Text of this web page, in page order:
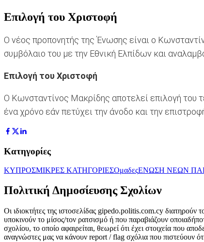
Επιλογή του Χριστοφή
Ο νέος προπονητής της Ένωσης είναι ο
συμβόλαιο του με την Εθνική Ελπίδων και
Επιλογή του Χριστοφή
Ο Κωνσταντίνος Μακρίδης αποτελεί επιλογή του
ένα χρόνο εάν πετύχει την άνοδο και την
Κατηγορίες
ΚΥΠΡΟΣΜΙΚΡΕΣ ΚΑΤΗΓΟΡΙΕΣΟμαδεςΕΝΩΣΗ ΝΕΩΝ
Πολιτική Δημοσίευσης Σχολίων
Οι ιδιοκτήτες της ιστοσελίδας gipedo.politis.com.cy
υποκινούν το μίσος/τον ρατσισμό ή που παραβιάζουν
σχολίου, το οποίο αφαιρείται, θεωρεί ότι έχει στοιχεία που
αναγνώστες μας να κάνουν report / flag σχόλια που πιστεύουν